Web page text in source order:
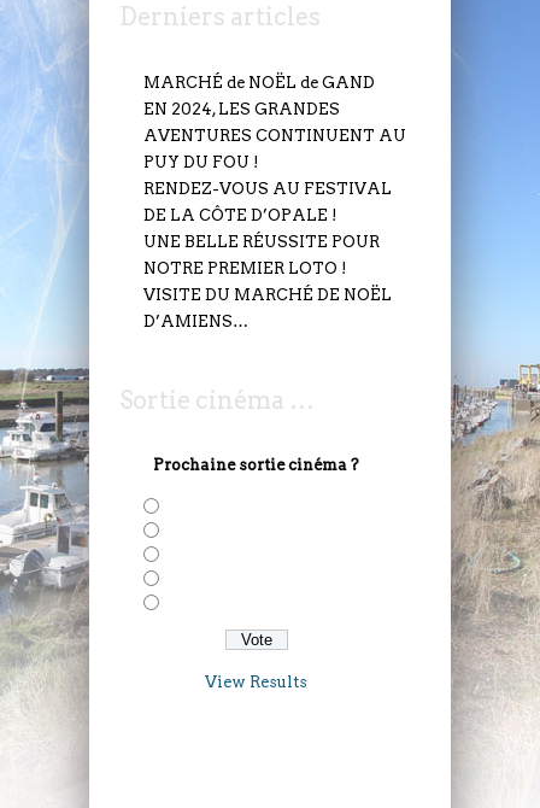
Derniers articles
MARCHÉ de NOËL de GAND
EN 2024, LES GRANDES
AVENTURES CONTINUENT AU
PUY DU FOU !
RENDEZ-VOUS AU FESTIVAL
DE LA CÔTE D’OPALE !
UNE BELLE RÉUSSITE POUR
NOTRE PREMIER LOTO !
VISITE DU MARCHÉ DE NOËL
D’AMIENS…
Sortie cinéma …
Prochaine sortie cinéma ?
View Results